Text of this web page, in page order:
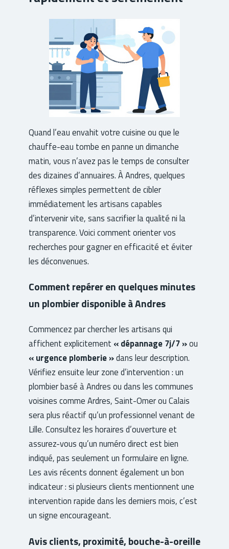
Quand l’eau envahit votre cuisine ou que le
chauffe-eau tombe en panne un dimanche
matin, vous n’avez pas le temps de consulter
des dizaines d’annuaires. À Andres, quelques
réflexes simples permettent de cibler
immédiatement les artisans capables
d’intervenir vite, sans sacrifier la qualité ni la
transparence. Voici comment orienter vos
recherches pour gagner en efficacité et éviter
les déconvenues.
Comment repérer en quelques minutes
un plombier disponible à Andres
Commencez par chercher les artisans qui
affichent explicitement « dépannage 7j/7 »ou
« urgence plomberie »dans leur description.
Vérifiez ensuite leur zone d’intervention : un
plombier basé à Andres ou dans les communes
voisines comme Ardres, Saint-Omer ou Calais
sera plus réactif qu’un professionnel venant de
Lille. Consultez les horaires d’ouverture et
assurez-vous qu’un numéro direct est bien
indiqué, pas seulement un formulaire en ligne.
Les avis récents donnent également un bon
indicateur : si plusieurs clients mentionnent une
intervention rapide dans les derniers mois, c’est
un signe encourageant.
Avis clients, proximité, bouche-à-oreille